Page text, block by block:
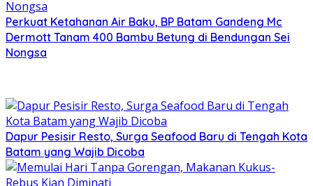
Perkuat Ketahanan Air Baku, BP Batam Gandeng Mc
Dermott Tanam 400 Bambu Betung di Bendungan Sei
Nongsa
Dapur Pesisir Resto, Surga Seafood Baru di Tengah Kota
Batam yang Wajib Dicoba